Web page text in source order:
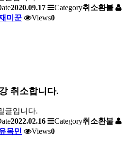
2020.09.17 Category취소환불
미꾼 Views0
취소합니다.
글입니다.
2022.02.16 Category취소환불
목민 Views0